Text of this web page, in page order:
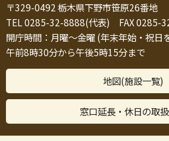
〒329-0492 栃木県下野市笹原26番地
TEL 0285-32-8888(代表) FAX 0285-
開庁時間：月曜～金曜 (年末年始・祝日
午前8時30分から午後5時15分まで
地図(施設一覧)
窓口延長・休日の取